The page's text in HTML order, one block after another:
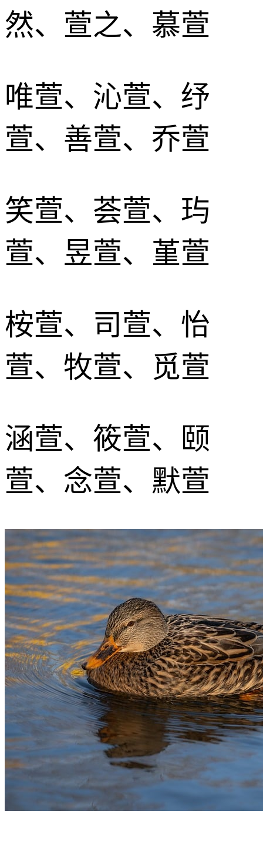
然、萱之、慕萱
唯萱、沁萱、纾
萱、善萱、乔萱
笑萱、荟萱、玙
萱、昱萱、堇萱
桉萱、司萱、怡
萱、牧萱、觅萱
涵萱、筱萱、颐
萱、念萱、默萱